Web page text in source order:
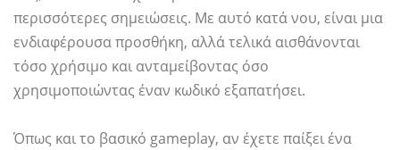
περισσότερες σημειώσεις. Με αυτό κατά νου, είναι μια
ενδιαφέρουσα προσθήκη, αλλά τελικά αισθάνονται
τόσο χρήσιμο και ανταμείβοντας όσο
χρησιμοποιώντας έναν κωδικό εξαπατήσει.
Όπως και το βασικό gameplay, αν έχετε παίξει ένα